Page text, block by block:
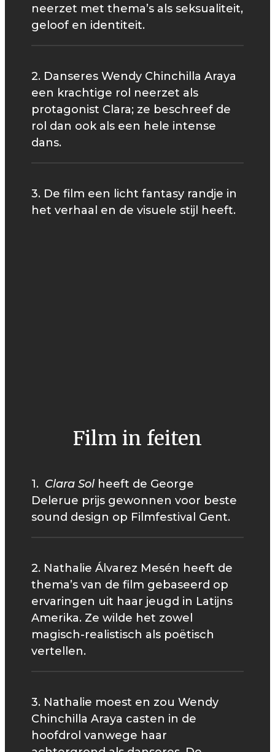
neerzet met thema’s als seksualiteit,
geloof en identiteit.
2. Danseres Wendy Chinchilla Araya
een krachtige rol neerzet als
protagonist Clara; ze beschreef de
rol dan ook als een hele intense
dans.
3. De film een licht fantasy randje in
het verhaal en de visuele stijl heeft.
Film in feiten
1. Clara Sol heeft de George
Delerue prijs gewonnen voor beste
sound design op Filmfestival Gent.
2. Nathalie Álvarez Mesén heeft de
thema’s van de film gebaseerd op
ervaringen uit haar jeugd in Latijns
Amerika. Ze wilde het zowel
magisch-realistisch als poëtisch
vertellen.
3. Nathalie moest en zou Wendy
Chinchilla Araya casten in de
hoofdrol vanwege haar